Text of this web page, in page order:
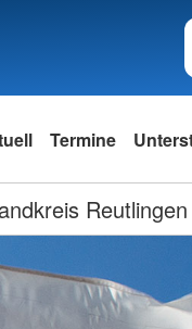
Termine
Reutlingen